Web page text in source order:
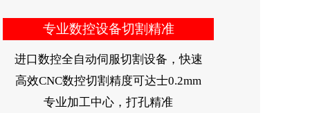
专业数控设备切割精准
进口数控全自动伺服切割设备，快速
高效CNC数控切割精度可达士0.2mm
专业加工中心，打孔精准